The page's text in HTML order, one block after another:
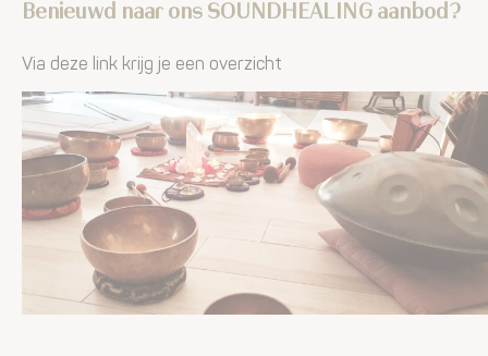
Benieuwd naar ons SOUNDHEALING aanbod?
Via deze link krijg je een overzicht